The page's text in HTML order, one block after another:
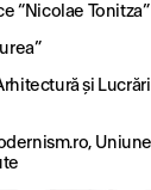
“Nicolae Tonitza”
și Lucrări